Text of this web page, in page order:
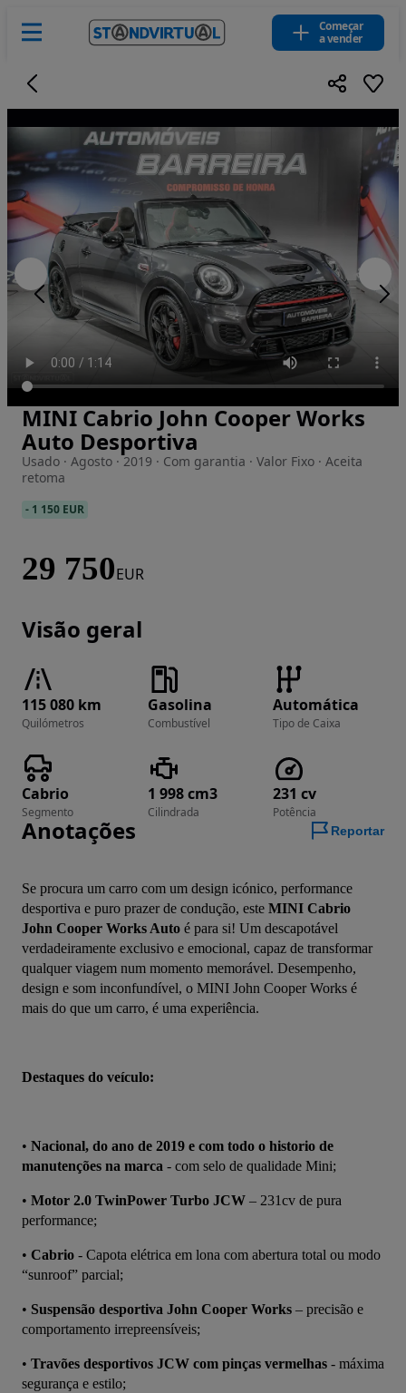
Começar
a vender
Imagem 1 de 49
MINI Cabrio John Cooper Works
Auto Desportiva
Usado · Agosto · 2019 · Com garantia · Valor Fixo · Aceita
retoma
- 1 150 EUR
29 750EUR
Visão geral
115 080 km
Quilómetros
Gasolina
Combustível
Automática
Tipo de Caixa
Cabrio
Segmento
1 998 cm3
Cilindrada
231 cv
Potência
Anotações Reportar
Se procura um carro com um design icónico, performance
desportiva e puro prazer de condução, este MINI Cabrio
John Cooper Works Auto é para si! Um descapotável
verdadeiramente exclusivo e emocional, capaz de transformar
qualquer viagem num momento memorável. Desempenho,
design e som inconfundível, o MINI John Cooper Works é
mais do que um carro, é uma experiência.
Destaques do veículo:
• Nacional, do ano de 2019 e com todo o historio de
manutenções na marca - com selo de qualidade Mini;
• Motor 2.0 TwinPower Turbo JCW – 231cv de pura
performance;
• Cabrio - Capota elétrica em lona com abertura total ou modo
“sunroof” parcial;
• Suspensão desportiva John Cooper Works – precisão e
comportamento irrepreensíveis;
• Travões desportivos JCW com pinças vermelhas - máxima
segurança e estilo;